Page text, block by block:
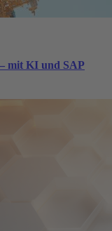
mit KI und SAP